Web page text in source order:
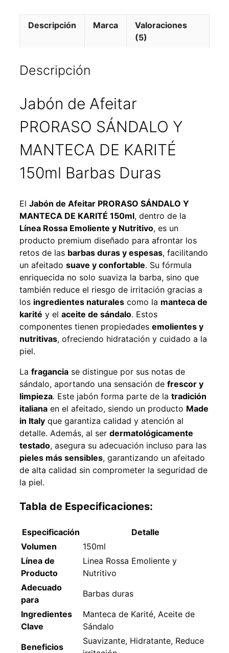
Descripción Marca
Valoraciones
(5)
Descripción
Jabón de Afeitar
PRORASO SÁNDALO Y
MANTECA DE KARITÉ
150ml Barbas Duras
El Jabón de Afeitar PRORASO SÁNDALO Y
MANTECA DE KARITÉ 150ml, dentro de la
Línea Rossa Emoliente y Nutritivo, es un
producto premium diseñado para afrontar los
retos de las barbas duras y espesas, facilitando
un afeitado suave y confortable. Su fórmula
enriquecida no solo suaviza la barba, sino que
también reduce el riesgo de irritación gracias a
los ingredientes naturales como la manteca de
karité y el aceite de sándalo. Estos
componentes tienen propiedades emolientes y
nutritivas, ofreciendo hidratación y cuidado a la
piel.
La fragancia se distingue por sus notas de
sándalo, aportando una sensación de frescor y
limpieza. Este jabón forma parte de la tradición
italiana en el afeitado, siendo un producto Made
in Italy que garantiza calidad y atención al
detalle. Además, al ser dermatológicamente
testado, asegura su adecuación incluso para las
pieles más sensibles, garantizando un afeitado
de alta calidad sin comprometer la seguridad de
la piel.
Tabla de Especificaciones:
Especificación
Detalle
Volumen
150ml
Línea de
Producto
Linea Rossa Emoliente y
Nutritivo
Adecuado
para
Barbas duras
Ingredientes
Clave
Manteca de Karité, Aceite de
Sándalo
Beneficios
Suavizante, Hidratante, Reduce